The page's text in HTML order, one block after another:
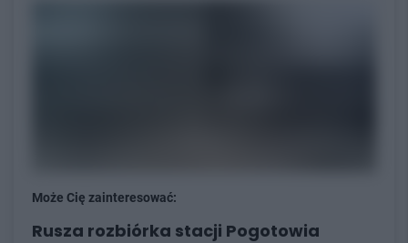
Może Cię zainteresować:
Rusza rozbiórka stacji Pogotowia